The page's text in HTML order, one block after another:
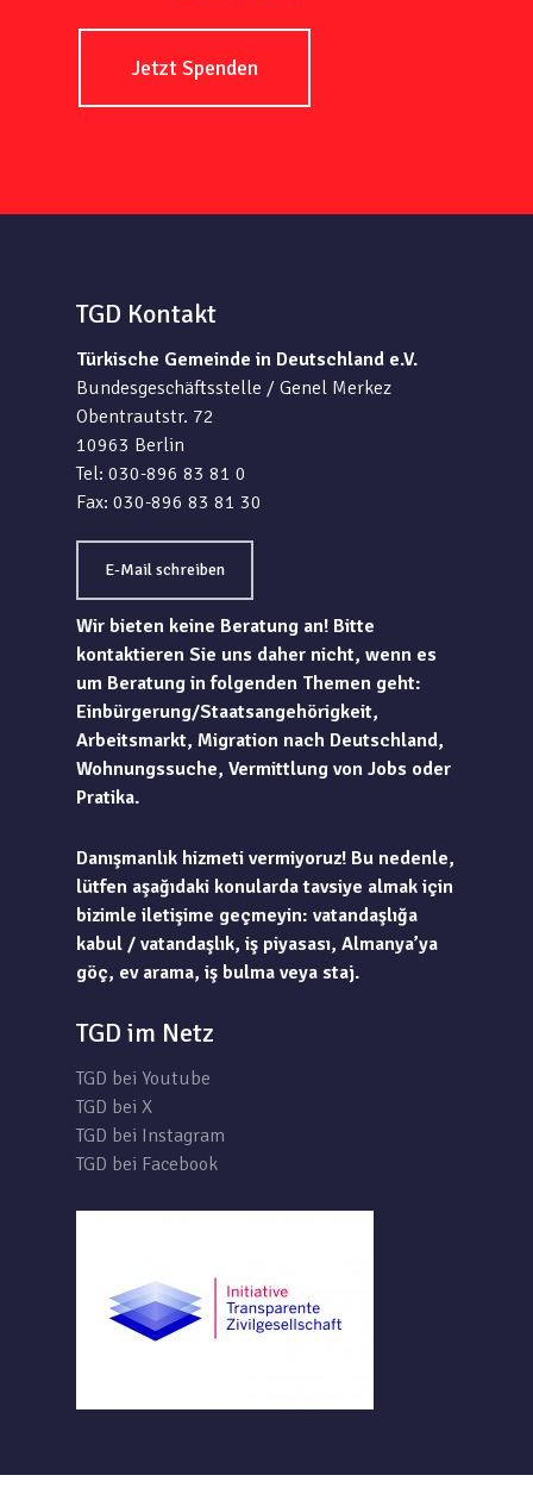
Jetzt Spenden
TGD Kontakt
Türkische Gemeinde in Deutschland e.V.
Bundesgeschäftsstelle / Genel Merkez
Obentrautstr. 72
10963 Berlin
Tel: 030-896 83 81 0
Fax: 030-896 83 81 30
E-Mail schreiben
Wir bieten keine Beratung an! Bitte
kontaktieren Sie uns daher nicht, wenn es
um Beratung in folgenden Themen geht:
Einbürgerung/Staatsangehörigkeit,
Arbeitsmarkt, Migration nach Deutschland,
Wohnungssuche, Vermittlung von Jobs oder
Pratika.
Danışmanlık hizmeti vermiyoruz! Bu nedenle,
lütfen aşağıdaki konularda tavsiye almak için
bizimle iletişime geçmeyin: vatandaşlığa
kabul / vatandaşlık, iş piyasası, Almanya’ya
göç, ev arama, iş bulma veya staj.
TGD im Netz
TGD bei Youtube
TGD bei X
TGD bei Instagram
TGD bei Facebook